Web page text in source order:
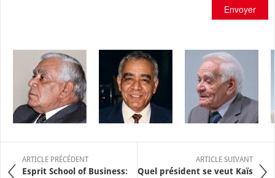
Envoyer
ARTICLE PRÉCÉDENT
Esprit School of Business:
ARTICLE SUIVANT
Quel président se veut Kaïs